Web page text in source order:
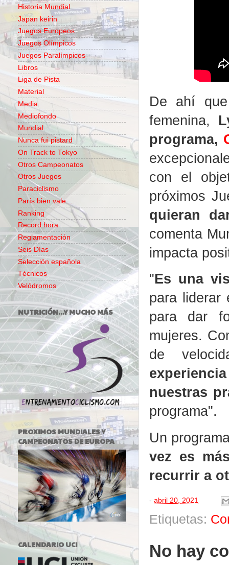
De ahí
femenina,
programa,
con el
próximos
quieran
comenta
impacta
"Es una
para liderar
para dar
mujeres.
de
nuestras
programa".
Un
vez es
recurrir a
- abril 20, 2021
Etiquetas:
No hay
Historia Mundial
Japan keirin
Juegos Europeos
Juegos Olímpicos
Juegos Paralímpicos
Libros
Liga de Pista
Material
Media
Mediofondo
Mundial
Nunca fui pistard
On Track to Tokyo
Otros Campeonatos
Otros Juegos
Paraciclismo
París bien vale...
Ranking
Record hora
Reglamentación
Seis Días
Selección española
Técnicos
Velódromos
NUTRICIÓN...Y MUCHO MÁS
PROXIMOS MUNDIALES Y
CAMPEONATOS DE EUROPA
CALENDARIO UCI